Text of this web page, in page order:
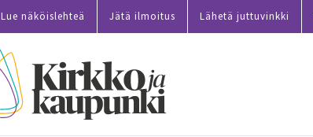
Lue näköislehteä Jätä ilmoitus Lähetä juttuvinkki